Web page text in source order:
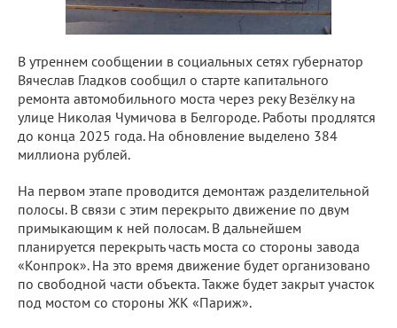
В утреннем сообщении в социальных сетях губернатор
Вячеслав Гладков сообщил о старте капитального
ремонта автомобильного моста через реку Везёлку на
улице Николая Чумичова в Белгороде. Работы продлятся
до конца 2025 года. На обновление выделено 384
миллиона рублей.
На первом этапе проводится демонтаж разделительной
полосы. В связи с этим перекрыто движение по двум
примыкающим к ней полосам. В дальнейшем
планируется перекрыть часть моста со стороны завода
«Конпрок». На это время движение будет организовано
по свободной части объекта. Также будет закрыт участок
под мостом со стороны ЖК «Париж».